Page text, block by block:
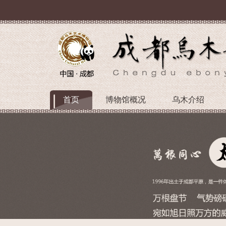
首页 博物馆概况 乌木介绍